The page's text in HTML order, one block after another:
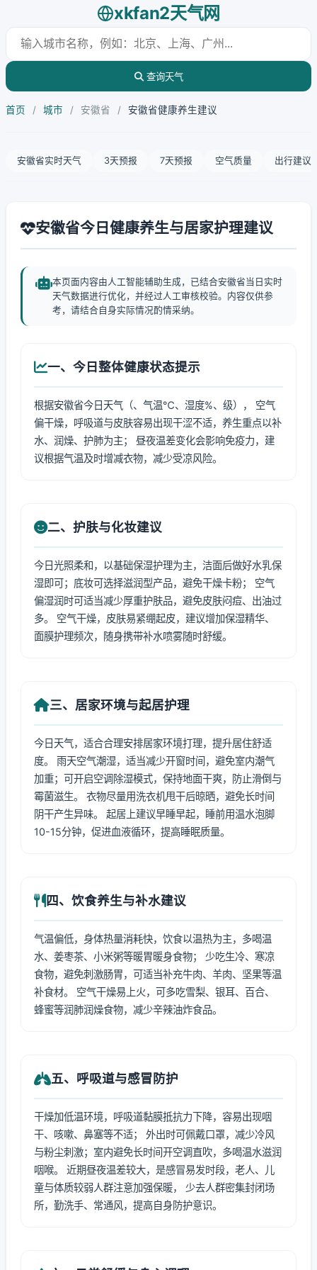
xkfan2天气网
查询天气
首页 / 城市 / 安徽省 / 安徽省健康养生建议
安徽省实时天气 3天预报 7天预报 空气质量 出行建议
安徽省今日健康养生与居家护理建议
本页面内容由人工智能辅助生成，已结合安徽省当日实时
天气数据进行优化，并经过人工审核校验。内容仅供参
考，请结合自身实际情况酌情采纳。
一、今日整体健康状态提示
根据安徽省今日天气（、气温℃、湿度%、级）， 空气
偏干燥，呼吸道与皮肤容易出现干涩不适，养生重点以补
水、润燥、护肺为主； 昼夜温差变化会影响免疫力，建
议根据气温及时增减衣物，减少受凉风险。
二、护肤与化妆建议
今日光照柔和，以基础保湿护理为主，洁面后做好水乳保
湿即可；底妆可选择滋润型产品，避免干燥卡粉； 空气
偏湿润时可适当减少厚重护肤品，避免皮肤闷痘、出油过
多。 空气干燥，皮肤易紧绷起皮，建议增加保湿精华、
面膜护理频次，随身携带补水喷雾随时舒缓。
三、居家环境与起居护理
今日天气，适合合理安排居家环境打理，提升居住舒适
度。 雨天空气潮湿，适当减少开窗时间，避免室内潮气
加重；可开启空调除湿模式，保持地面干爽，防止滑倒与
霉菌滋生。 衣物尽量用洗衣机甩干后晾晒，避免长时间
阴干产生异味。 起居上建议早睡早起，睡前用温水泡脚
10-15分钟，促进血液循环，提高睡眠质量。
四、饮食养生与补水建议
气温偏低，身体热量消耗快，饮食以温热为主，多喝温
水、姜枣茶、小米粥等暖胃暖身食物； 少吃生冷、寒凉
食物，避免刺激肠胃，可适当补充牛肉、羊肉、坚果等温
补食材。 空气干燥易上火，可多吃雪梨、银耳、百合、
蜂蜜等润肺润燥食物，减少辛辣油炸食品。
五、呼吸道与感冒防护
干燥加低温环境，呼吸道黏膜抵抗力下降，容易出现咽
干、咳嗽、鼻塞等不适； 外出时可佩戴口罩，减少冷风
与粉尘刺激；室内避免长时间开空调直吹，多喝温水滋润
咽喉。 近期昼夜温差较大，是感冒易发时段，老人、儿
童与体质较弱人群注意加强保暖， 少去人群密集封闭场
所，勤洗手、常通风，提高自身防护意识。